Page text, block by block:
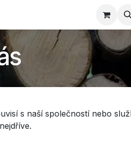
Nabídka
s naší společností nebo